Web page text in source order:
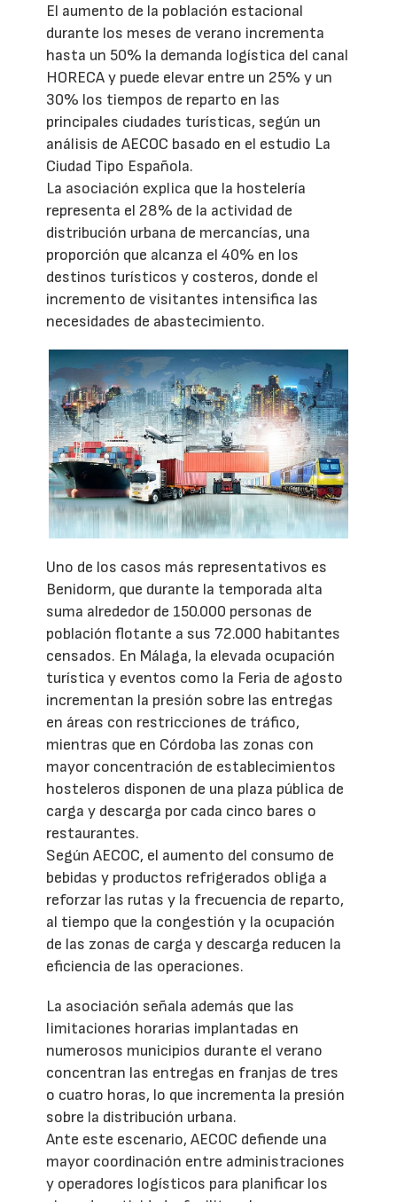
El aumento de la población estacional
durante los meses de verano incrementa
hasta un 50% la demanda logística del canal
HORECA y puede elevar entre un 25% y un
30% los tiempos de reparto en las
principales ciudades turísticas, según un
análisis de AECOC basado en el estudio La
Ciudad Tipo Española.
La asociación explica que la hostelería
representa el 28% de la actividad de
distribución urbana de mercancías, una
proporción que alcanza el 40% en los
destinos turísticos y costeros, donde el
incremento de visitantes intensifica las
necesidades de abastecimiento.
Uno de los casos más representativos es
Benidorm, que durante la temporada alta
suma alrededor de 150.000 personas de
población flotante a sus 72.000 habitantes
censados. En Málaga, la elevada ocupación
turística y eventos como la Feria de agosto
incrementan la presión sobre las entregas
en áreas con restricciones de tráfico,
mientras que en Córdoba las zonas con
mayor concentración de establecimientos
hosteleros disponen de una plaza pública de
carga y descarga por cada cinco bares o
restaurantes.
Según AECOC, el aumento del consumo de
bebidas y productos refrigerados obliga a
reforzar las rutas y la frecuencia de reparto,
al tiempo que la congestión y la ocupación
de las zonas de carga y descarga reducen la
eficiencia de las operaciones.
La asociación señala además que las
limitaciones horarias implantadas en
numerosos municipios durante el verano
concentran las entregas en franjas de tres
o cuatro horas, lo que incrementa la presión
sobre la distribución urbana.
Ante este escenario, AECOC defiende una
mayor coordinación entre administraciones
y operadores logísticos para planificar los